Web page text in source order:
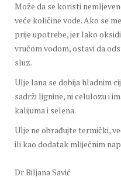
Može da se koristi
veće količine vode. Ako se
prije upotrebe, jer lako
vrućom vodom, ostavi da
sluz.
Ulje lana se dobija hladnim
sadrži lignine, ni celulozu i
kalijuma i selena.
Ulje ne obrađujte termički,
ili kao dodatak mliječnim
Dr Biljana Savić